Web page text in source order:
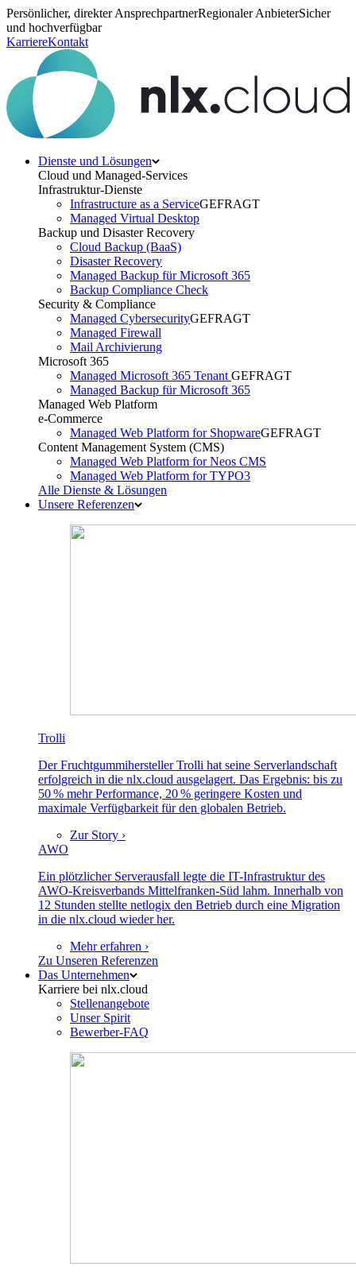
Persönlicher, direkter AnsprechpartnerRegionaler AnbieterSicher
und hochverfügbar
KarriereKontakt
Dienste und Lösungen
Cloud und Managed-Services
Infrastruktur-Dienste
Infrastructure as a ServiceGEFRAGT
Managed Virtual Desktop
Backup und Disaster Recovery
Cloud Backup (BaaS)
Disaster Recovery
Managed Backup für Microsoft 365
Backup Compliance Check
Security & Compliance
Managed CybersecurityGEFRAGT
Managed Firewall
Mail Archivierung
Microsoft 365
Managed Microsoft 365 Tenant GEFRAGT
Managed Backup für Microsoft 365
Managed Web Platform
e-Commerce
Managed Web Platform for ShopwareGEFRAGT
Content Management System (CMS)
Managed Web Platform for Neos CMS
Managed Web Platform for TYPO3
Alle Dienste & Lösungen
Unsere Referenzen
Trolli
Der Fruchtgummihersteller Trolli hat seine Serverlandschaft
erfolgreich in die nlx.cloud ausgelagert. Das Ergebnis: bis zu
50 % mehr Performance, 20 % geringere Kosten und
maximale Verfügbarkeit für den globalen Betrieb.
Zur Story ›
AWO
Ein plötzlicher Serverausfall legte die IT-Infrastruktur des
AWO-Kreisverbands Mittelfranken-Süd lahm. Innerhalb von
12 Stunden stellte netlogix den Betrieb durch eine Migration
in die nlx.cloud wieder her.
Mehr erfahren ›
Zu Unseren Referenzen
Das Unternehmen
Karriere bei nlx.cloud
Stellenangebote
Unser Spirit
Bewerber-FAQ